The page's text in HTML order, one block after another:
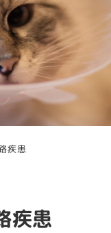
疾患
疾患